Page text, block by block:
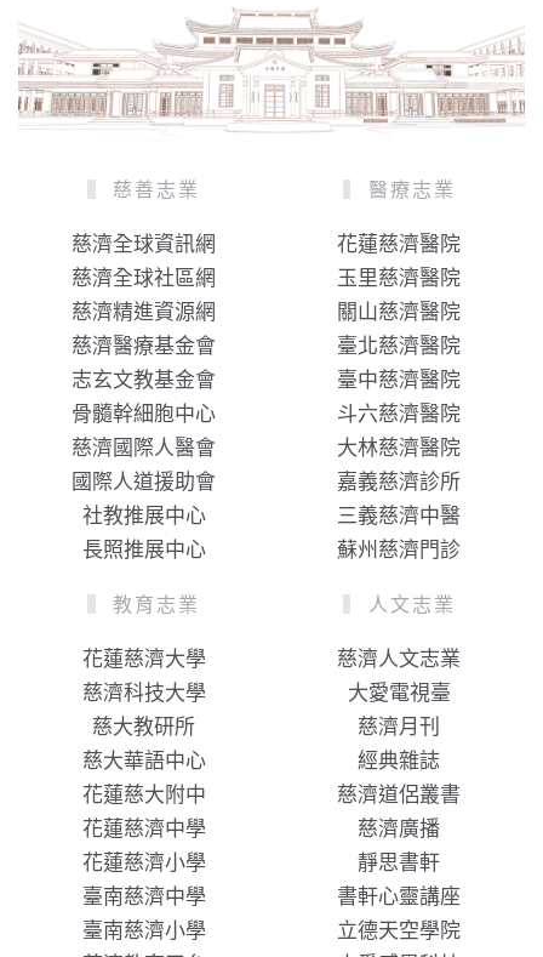
慈善志業
慈濟全球資訊網
慈濟全球社區網
慈濟精進資源網
慈濟醫療基金會
志玄文教基金會
骨髓幹細胞中心
慈濟國際人醫會
國際人道援助會
社教推展中心
長照推展中心
醫療志業
花蓮慈濟醫院
玉里慈濟醫院
關山慈濟醫院
臺北慈濟醫院
臺中慈濟醫院
斗六慈濟醫院
大林慈濟醫院
嘉義慈濟診所
三義慈濟中醫
蘇州慈濟門診
教育志業
花蓮慈濟大學
慈濟科技大學
慈大教研所
慈大華語中心
花蓮慈大附中
花蓮慈濟中學
花蓮慈濟小學
臺南慈濟中學
臺南慈濟小學
人文志業
慈濟人文志業
大愛電視臺
慈濟月刊
經典雜誌
慈濟道侶叢書
慈濟廣播
靜思書軒
書軒心靈講座
立德天空學院